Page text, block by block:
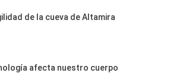
de la cueva de Altamira
afecta nuestro cuerpo